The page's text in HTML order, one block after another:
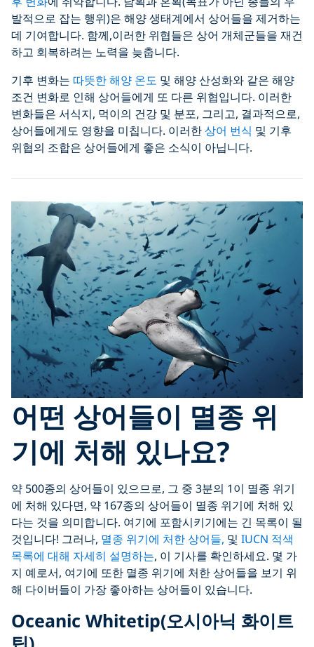
발적으로 잡는 행위)은 해양 생태계에서 상어들을 제거하는
데 기여합니다. 함께,이러한 위협들은 상어 개체군들을 재건
하고 회복하려는 노력을 늦춥니다.
기후 변화는 따뜻한 해양 온도 및 해양 산성화와 같은 해양
조건 변화로 인해 상어들에게 또 다른 위협입니다. 이러한
변화들은 서식지, 먹이의 건강 및 분포, 그리고, 결과적으로,
상어들에게도 영향을 미칩니다. 이러한상어 번식 및 기후
위협의 조합은 상어들에게 좋은 소식이 아닙니다.
어떤 상어들이 멸종 위
기에 처해 있나요?
약 500종의 상어들이 있으므로, 그 중 3분의 1이 멸종 ​​위기
에 처해 있다면, 약 167종의 상어들이 멸종 위기에 처해 있
다는 것을 의미합니다. 여기에 포함시키기에는 긴 목록이 될
것입니다! 그러나, 멸종 위기에 처한 상어들, 및 IUCN 적색
목록에 대해 자세히 설명하는, 이 기사를 확인하세요. 몇 가
지 예로서, 여기에 또한 멸종 위기에 처한 상어들을 보기 위
해 다이버들이 가장 좋아하는 상어들이 있습니다.
Oceanic Whitetip(오시아닉 화이트